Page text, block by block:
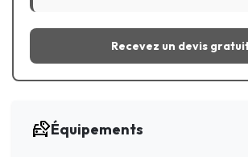
Recevez un devis
Équipements